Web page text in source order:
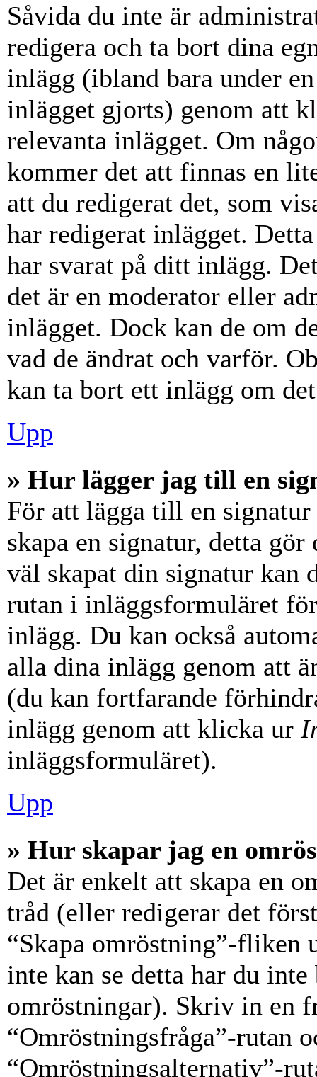
Såvida du inte är
redigera och ta bort dina
inlägg (ibland bara under
inlägget gjorts) genom att
relevanta inlägget. Om
kommer det att finnas en
att du redigerat det, som
har redigerat inlägget.
har svarat på ditt inlägg.
det är en moderator eller
inlägget. Dock kan de om
vad de ändrat och varför.
kan ta bort ett inlägg om
Upp
» Hur lägger jag till en
För att lägga till en
skapa en signatur, detta
väl skapat din signatur kan
rutan i inläggsformuläret
inlägg. Du kan också
alla dina inlägg genom att
(du kan fortfarande
inlägg genom att klicka ur
inläggsformuläret).
Upp
» Hur skapar jag en
Det är enkelt att skapa en
tråd (eller redigerar det
“Skapa omröstning”-fliken
inte kan se detta har du
omröstningar). Skriv in en
“Omröstningsfråga”-rutan
“Omröstningsalternativ”-